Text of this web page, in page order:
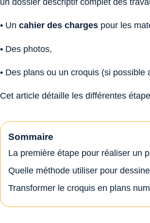
• Un cahier des charges pour les
• Des photos,
• Des plans ou un croquis (si possible
Cet article détaille les différentes
Sommaire
La première étape pour réaliser un
Quelle méthode utiliser pour
Transformer le croquis en plans